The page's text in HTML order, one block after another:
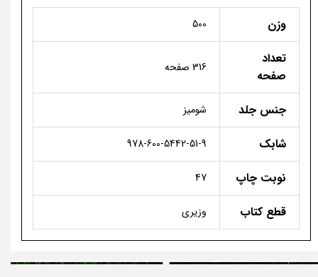
وزن
500
تعداد
صفحه
316 صفحه
جنس جلد شومیز
شابک 978-600-5442-51-9
نوبت چاپ 47
قطع کتاب وزیری